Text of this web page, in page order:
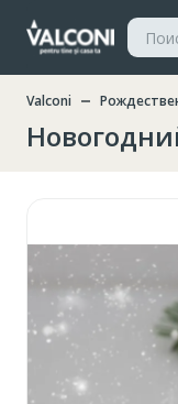
Valconi